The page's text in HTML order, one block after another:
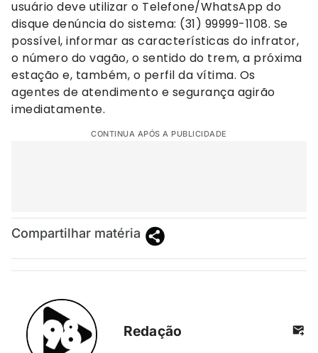
usuário deve utilizar o Telefone/WhatsApp do
disque denúncia do sistema: (31) 99999-1108. Se
possível, informar as características do infrator,
o número do vagão, o sentido do trem, a próxima
estação e, também, o perfil da vítima. Os
agentes de atendimento e segurança agirão
imediatamente.
CONTINUA APÓS A PUBLICIDADE
Compartilhar matéria
Redação